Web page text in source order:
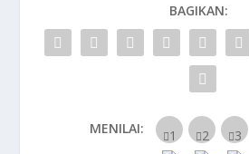
BAGIKAN:
MENILAI: